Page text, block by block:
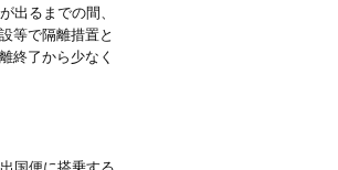
出るまでの間、
等で隔離措置と
終了から少なく